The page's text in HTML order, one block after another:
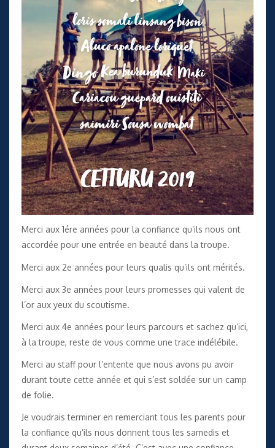
Merci aux 1ére années pour la confiance qu’ils nous ont
accordée pour une entrée en beauté dans la troupe.
Merci aux 2e années pour leurs qualis qu’ils ont mérités.
Merci aux 3e années pour leurs promesses qui valent de
l’or aux yeux du scoutisme.
Merci aux 4e années pour leurs parcours et sachez qu’ici,
à la troupe, reste de vous comme une trace indélébile.
Merci au staff pour l’entente que nous avons pu avoir
durant toute cette année et qui s’est soldée sur un camp
de folie.
Je voudrais terminer en remerciant tous les parents pour
la confiance qu’ils nous donnent tous les samedis et